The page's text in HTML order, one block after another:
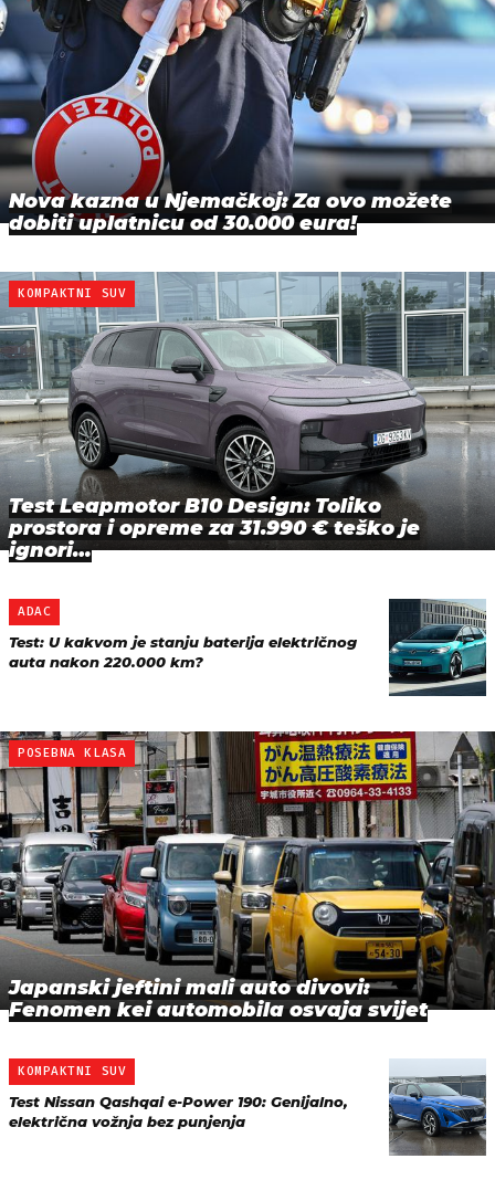
Nova kazna u Njemačkoj: Za ovo možete
dobiti uplatnicu od 30.000 eura!
KOMPAKTNI SUV
Test Leapmotor B10 Design: Toliko
prostora i opreme za 31.990 € teško je
ignori…
ADAC
Test: U kakvom je stanju baterija električnog
auta nakon 220.000 km?
POSEBNA KLASA
Japanski jeftini mali auto divovi:
Fenomen kei automobila osvaja svijet
KOMPAKTNI SUV
Test Nissan Qashqai e-Power 190: Genijalno,
električna vožnja bez punjenja